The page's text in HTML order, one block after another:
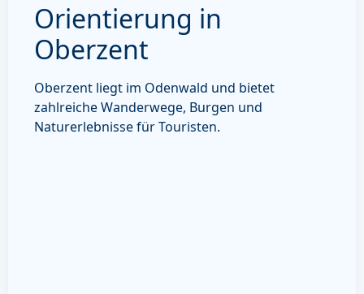
Orientierung in
Oberzent
Oberzent liegt im Odenwald und bietet
zahlreiche Wanderwege, Burgen und
Naturerlebnisse für Touristen.